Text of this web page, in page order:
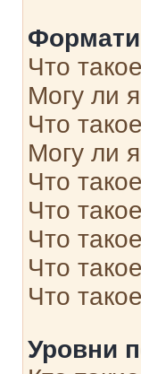
Что
Могу ли
Что
Могу ли
Что
Что
Что
Что
Что
Уровни